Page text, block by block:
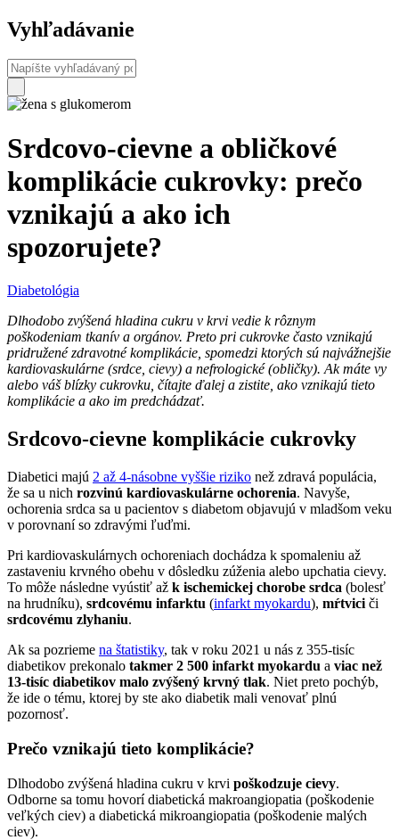
Vyhľadávanie
Srdcovo-cievne a obličkové
komplikácie cukrovky: prečo
vznikajú a ako ich
spozorujete?
Diabetológia
Dlhodobo zvýšená hladina cukru v krvi vedie k rôznym
poškodeniam tkanív a orgánov. Preto pri cukrovke často vznikajú
pridružené zdravotné komplikácie, spomedzi ktorých sú najvážnejšie
kardiovaskulárne (srdce, cievy) a nefrologické (obličky). Ak máte vy
alebo váš blízky cukrovku, čítajte ďalej a zistite, ako vznikajú tieto
komplikácie a ako im predchádzať.
Srdcovo-cievne komplikácie cukrovky
Diabetici majú 2 až 4-násobne vyššie riziko než zdravá populácia,
že sa u nich rozvinú kardiovaskulárne ochorenia. Navyše,
ochorenia srdca sa u pacientov s diabetom objavujú v mladšom veku
v porovnaní so zdravými ľuďmi.
Pri kardiovaskulárnych ochoreniach dochádza k spomaleniu až
zastaveniu krvného obehu v dôsledku zúženia alebo upchatia cievy.
To môže následne vyústiť až k ischemickej chorobe srdca (bolesť
na hrudníku), srdcovému infarktu (infarkt myokardu), mŕtvici či
srdcovému zlyhaniu.
Ak sa pozrieme na štatistiky, tak v roku 2021 u nás z 355-tisíc
diabetikov prekonalo takmer 2 500 infarkt myokardu a viac než
13-tisíc diabetikov malo zvýšený krvný tlak. Niet preto pochýb,
že ide o tému, ktorej by ste ako diabetik mali venovať plnú
pozornosť.
Prečo vznikajú tieto komplikácie?
Dlhodobo zvýšená hladina cukru v krvi poškodzuje cievy.
Odborne sa tomu hovorí diabetická makroangiopatia (poškodenie
veľkých ciev) a diabetická mikroangiopatia (poškodenie malých
ciev).